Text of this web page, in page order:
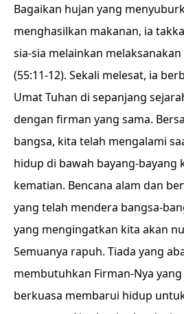
Bagaikan hujan yang
menghasilkan makanan, ia
sia-sia melainkan
(55:11-12). Sekali melesat, ia
Umat Tuhan di sepanjang
dengan firman yang sama.
bangsa, kita telah mengalami
hidup di bawah bayang-bayang
kematian. Bencana alam dan
yang telah mendera bangsa-
yang mengingatkan kita akan
Semuanya rapuh. Tiada yang
membutuhkan Firman-Nya
berkuasa membarui hidup